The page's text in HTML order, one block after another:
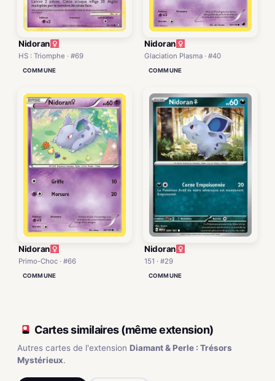
Nidoran
HS : Triomphe · #69
COMMUNE
Nidoran
Glaciation Plasma · #40
COMMUNE
Nidoran
Primo-Choc · #66
COMMUNE
Nidoran
151 · #29
COMMUNE
Cartes similaires (même extension)
Autres cartes de l'extension Diamant & Perle : Trésors
Mystérieux.